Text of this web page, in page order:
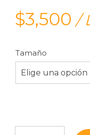
$3,500 /
Tamaño
Elige una opción
Cebolla Cabezona